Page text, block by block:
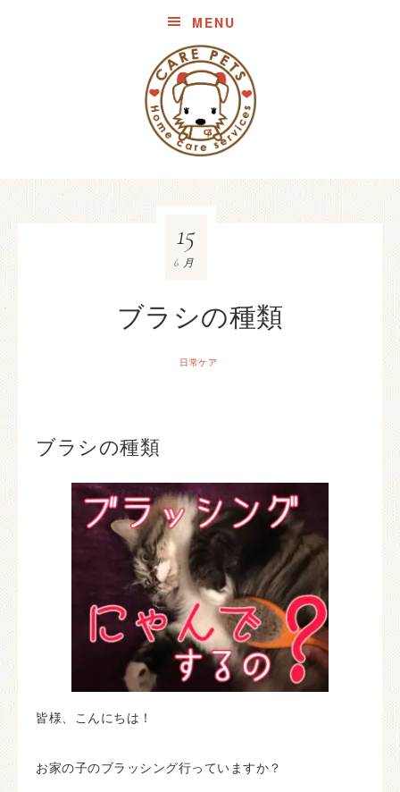
MENU
ブラシの種類
日常ケア
15
6月
ブラシの種類
皆様、こんにちは！
お家の子のブラッシング行っていますか？